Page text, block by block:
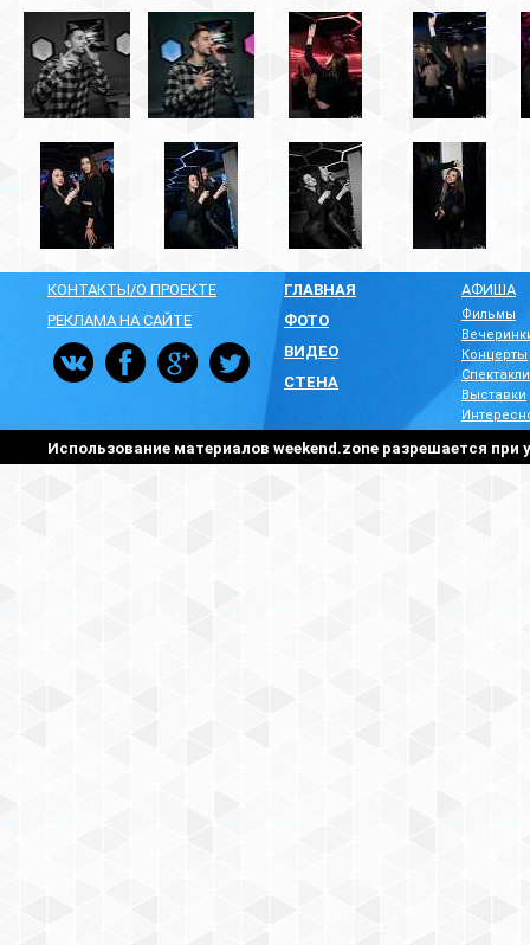
КОНТАКТЫ/О ПРОЕКТЕ
РЕКЛАМА НА САЙТЕ
ГЛАВНАЯ
ФОТО
ВИДЕО
СТЕНА
АФИША
Фильмы
Концерты
Спектакли
Выставки
Использование материалов weekend.zone разрешается